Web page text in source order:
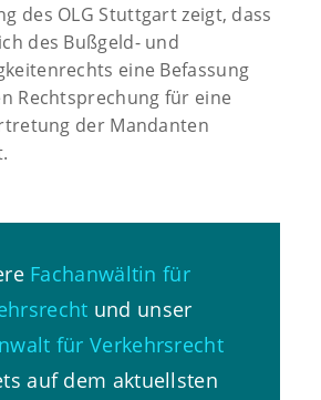
des OLG Stuttgart zeigt, dass
des Bußgeld- und
eine Befassung
Rechtsprechung für eine
der Mandanten
Fachanwältin für
und unser
für Verkehrsrecht
auf dem aktuellsten